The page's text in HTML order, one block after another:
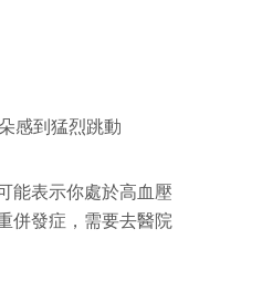
感到猛烈跳動
能表示你處於高血壓
併發症，需要去醫院